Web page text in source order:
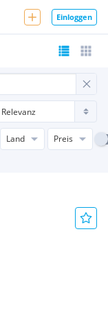
Einloggen
Land
Preis